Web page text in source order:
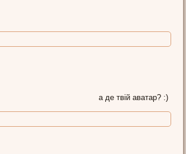
а де твій аватар? :)